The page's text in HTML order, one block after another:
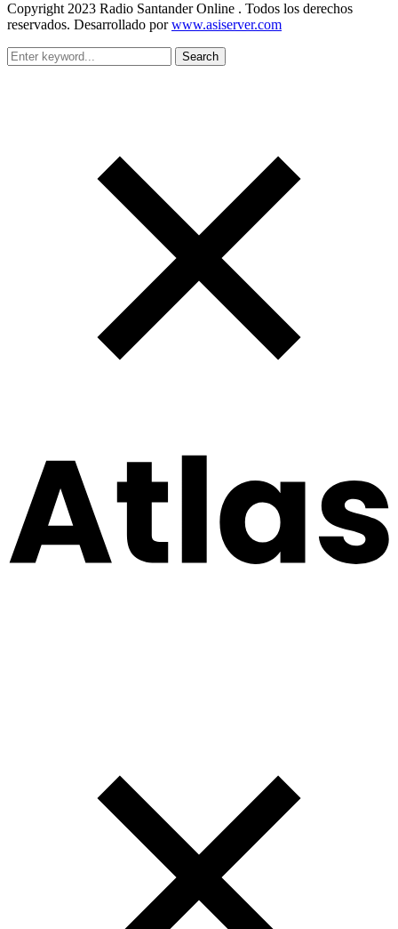
Copyright 2023 Radio Santander Online . Todos los derechos
reservados. Desarrollado porwww.asiserver.com
Search